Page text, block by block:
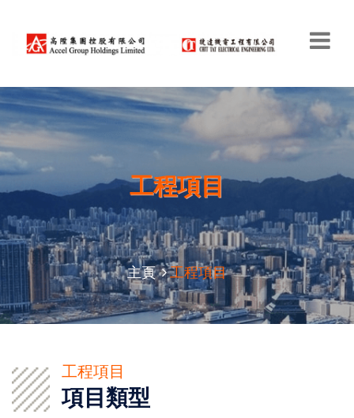
工程項目
主頁 工程項目
工程項目
項目類型